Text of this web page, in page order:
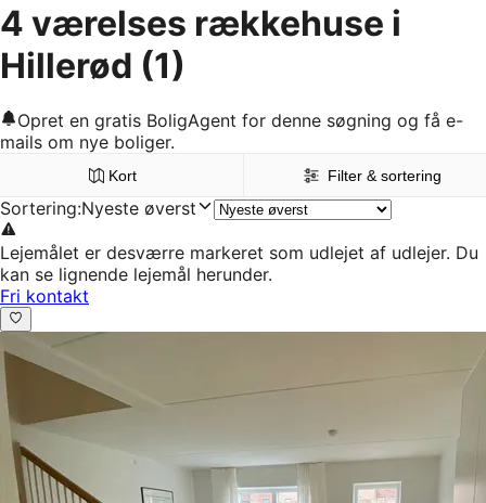
4 værelses rækkehuse i
Hillerød (1)
Opret en gratis BoligAgent for denne søgning og få e-
mails om nye boliger.
Kort Filter & sortering
Sortering:Nyeste øverst
Lejemålet er desværre markeret som udlejet af udlejer. Du
kan se lignende lejemål herunder.
Fri kontakt